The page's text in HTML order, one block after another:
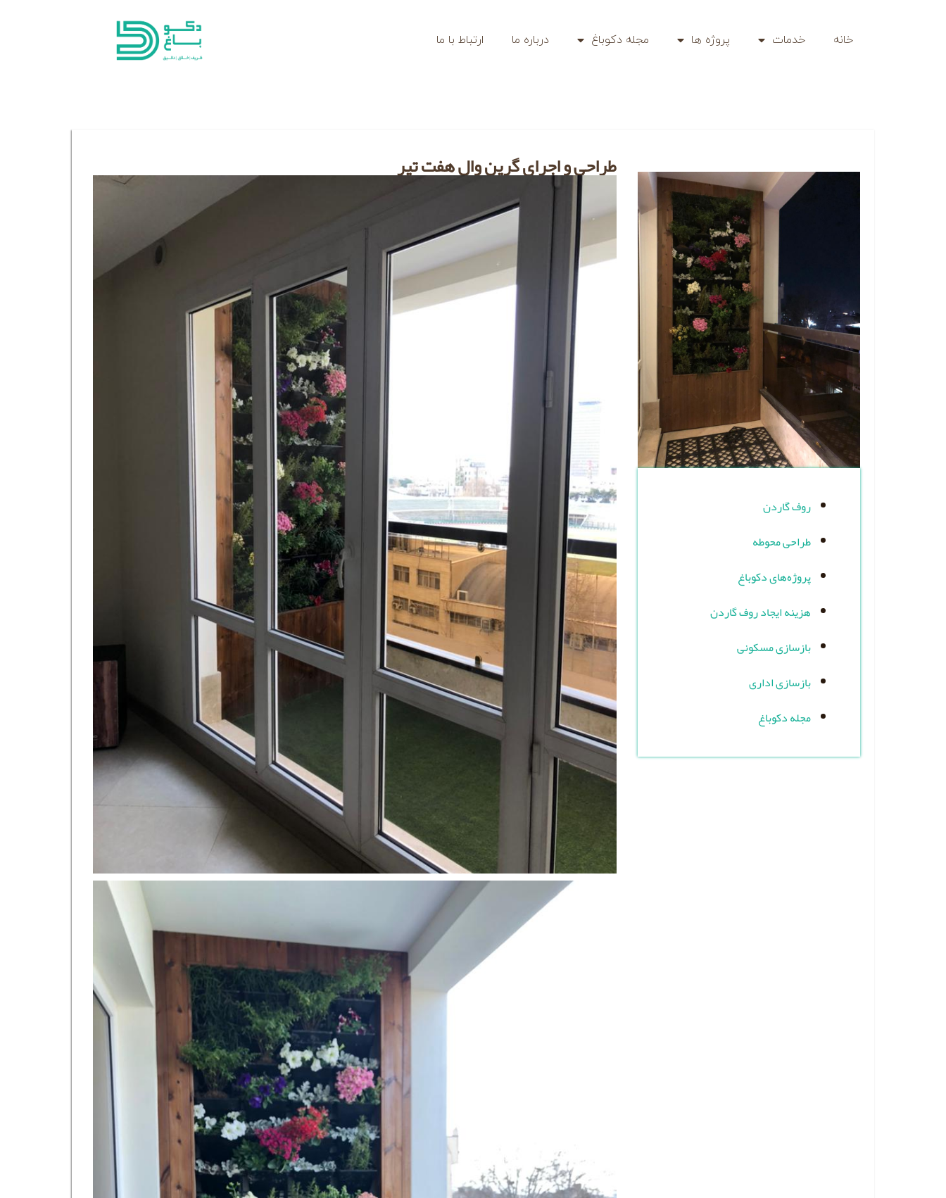
خانه خدمات پروژه ها مجله دکوباغ درباره ما ارتباط با ما
روف گاردن
طراحی محوطه
پروژه‌های دکوباغ
هزینه ایجاد روف گاردن
بازسازی مسکونی
بازسازی اداری
مجله دکوباغ
طراحی و اجرای گرین وال هفت تیر